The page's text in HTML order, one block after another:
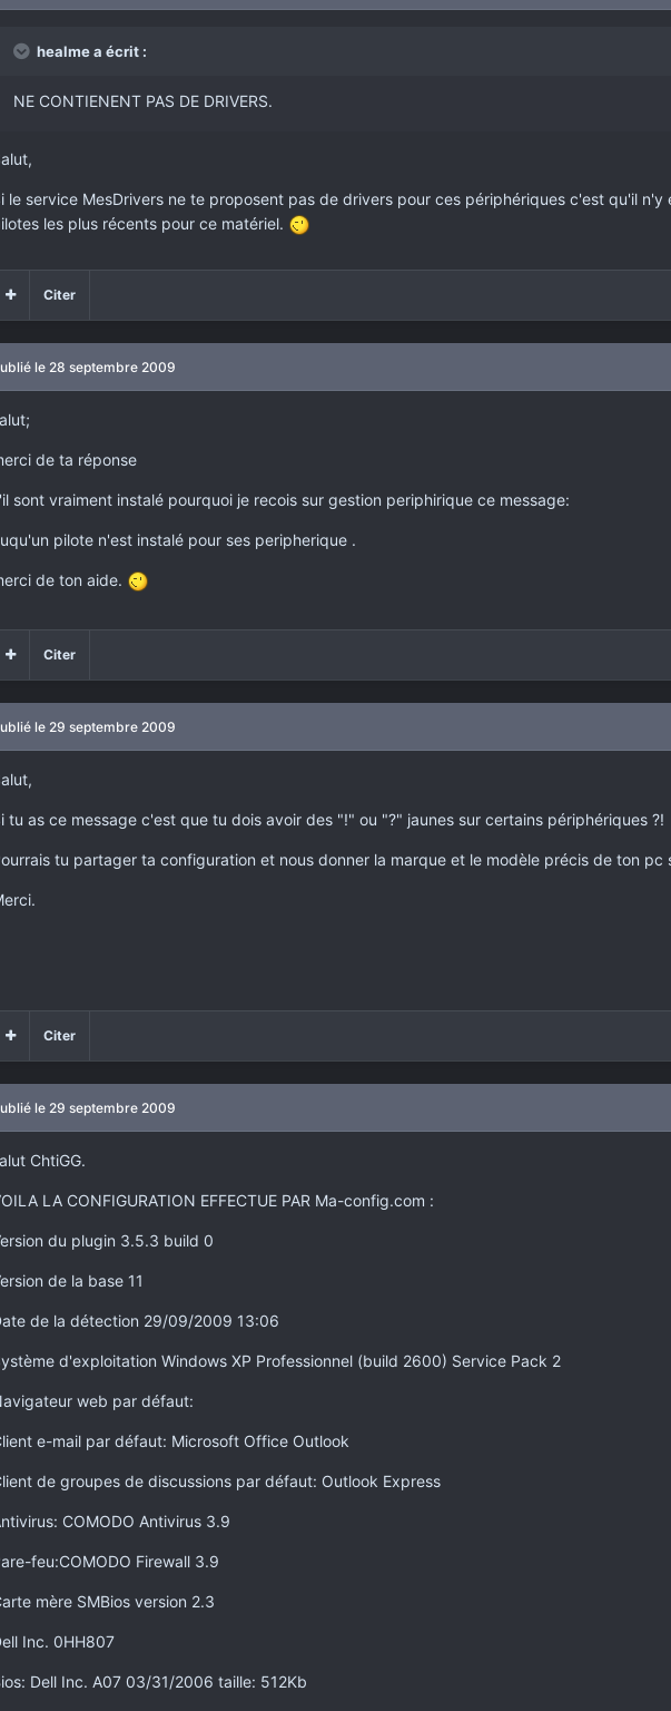
healme a écrit :
NE CONTIENENT PAS DE DRIVERS.
le service MesDrivers ne te proposent pas de drivers pour ces périphériques c'est qu'il
les plus récents pour ce matériel.
Citer
le 28 septembre 2009
de ta réponse
sont vraiment instalé pourquoi je recois sur gestion periphirique ce message:
pilote n'est instalé pour ses peripherique .
de ton aide.
Citer
le 29 septembre 2009
tu as ce message c'est que tu dois avoir des "!" ou "?" jaunes sur certains périphériques ?!
tu partager ta configuration et nous donner la marque et le modèle précis de ton
Citer
le 29 septembre 2009
ChtiGG.
LA CONFIGURATION EFFECTUE PAR Ma-config.com :
du plugin 3.5.3 build 0
de la base 11
de la détection 29/09/2009 13:06
d'exploitation Windows XP Professionnel (build 2600) Service Pack 2
web par défaut:
e-mail par défaut: Microsoft Office Outlook
de groupes de discussions par défaut: Outlook Express
COMODO Antivirus 3.9
feu:COMODO Firewall 3.9
mère SMBios version 2.3
Inc. 0HH807
Dell Inc. A07 03/31/2006 taille: 512Kb